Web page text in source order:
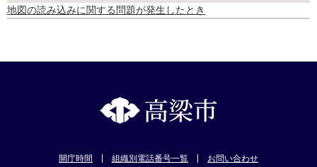
地図の読み込みに関する問題が発生したとき
開庁時間 組織別電話番号一覧 お問い合わせ